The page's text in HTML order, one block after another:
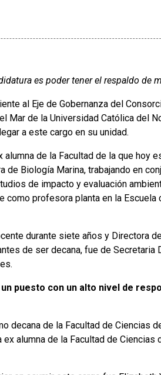
es poder tener el respaldo de
al Eje de Gobernanza del
Mar de la Universidad Católica del
a este cargo en su unidad.
de la Facultad de la que hoy
de Biología Marina, trabajando en
de impacto y evaluación
profesora planta en la
durante siete años y Directora
de ser decana, fue de Secretaria
puesto con un alto nivel de
decana de la Facultad de Ciencias
alumna de la Facultad de Ciencias